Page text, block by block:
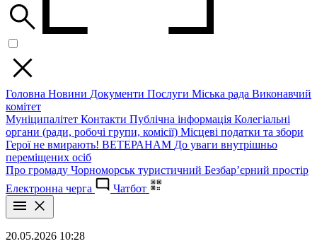
Головна Новини Документи Послуги Міська рада Виконавчий
комітет
Муніципалітет Контакти Публічна інформація Колегіальні
органи (ради, робочі групи, комісії) Місцеві податки та збори
Герої не вмирають! ВЕТЕРАНАМ До уваги внутрішньо
переміщених осіб
Про громаду Чорноморськ туристичний Безбар’єрний простір
Електронна черга
Чатбот
20.05.2026 10:28